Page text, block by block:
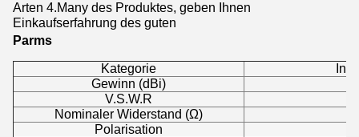
Arten 4.Many des Produktes, geben Ihnen
Einkaufserfahrung des guten
Parms
Kategorie
Gewinn (dBi)
V.S.W.R
Nominaler Widerstand (Ω)
Polarisation